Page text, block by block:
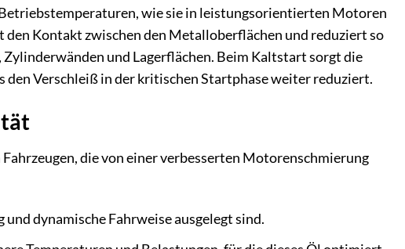
wie sie in leistungsorientierten Motoren
Kontakt zwischen den Metalloberflächen und reduziert so
und Lagerflächen. Beim Kaltstart sorgt die
den Verschleiß in der kritischen Startphase weiter reduziert.
die von einer verbesserten Motorenschmierung
dynamische Fahrweise ausgelegt sind.